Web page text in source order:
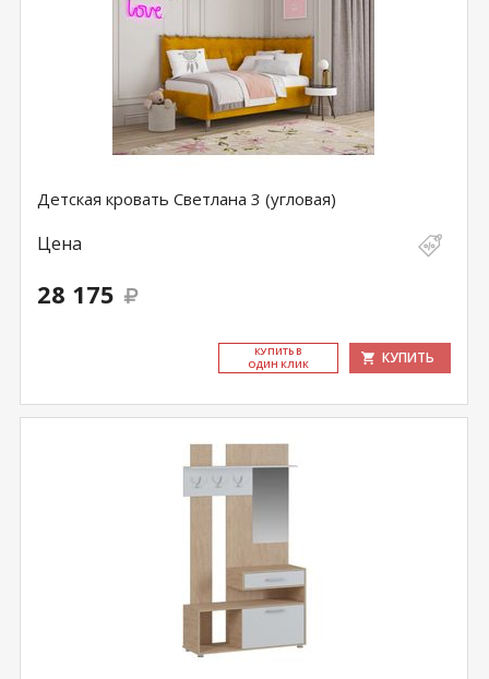
Детская кровать Светлана 3 (угловая)
Цена
28 175
КУ­ПИТЬ В
ОДИН КЛИК
КУПИТЬ